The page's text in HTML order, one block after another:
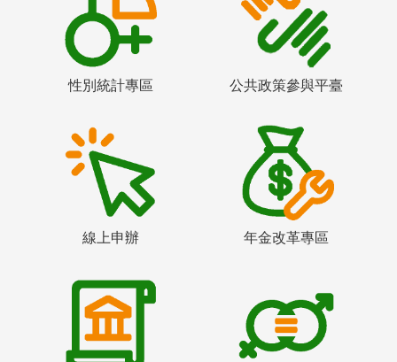
性別統計專區 公共政策參與平臺
線上申辦 年金改革專區